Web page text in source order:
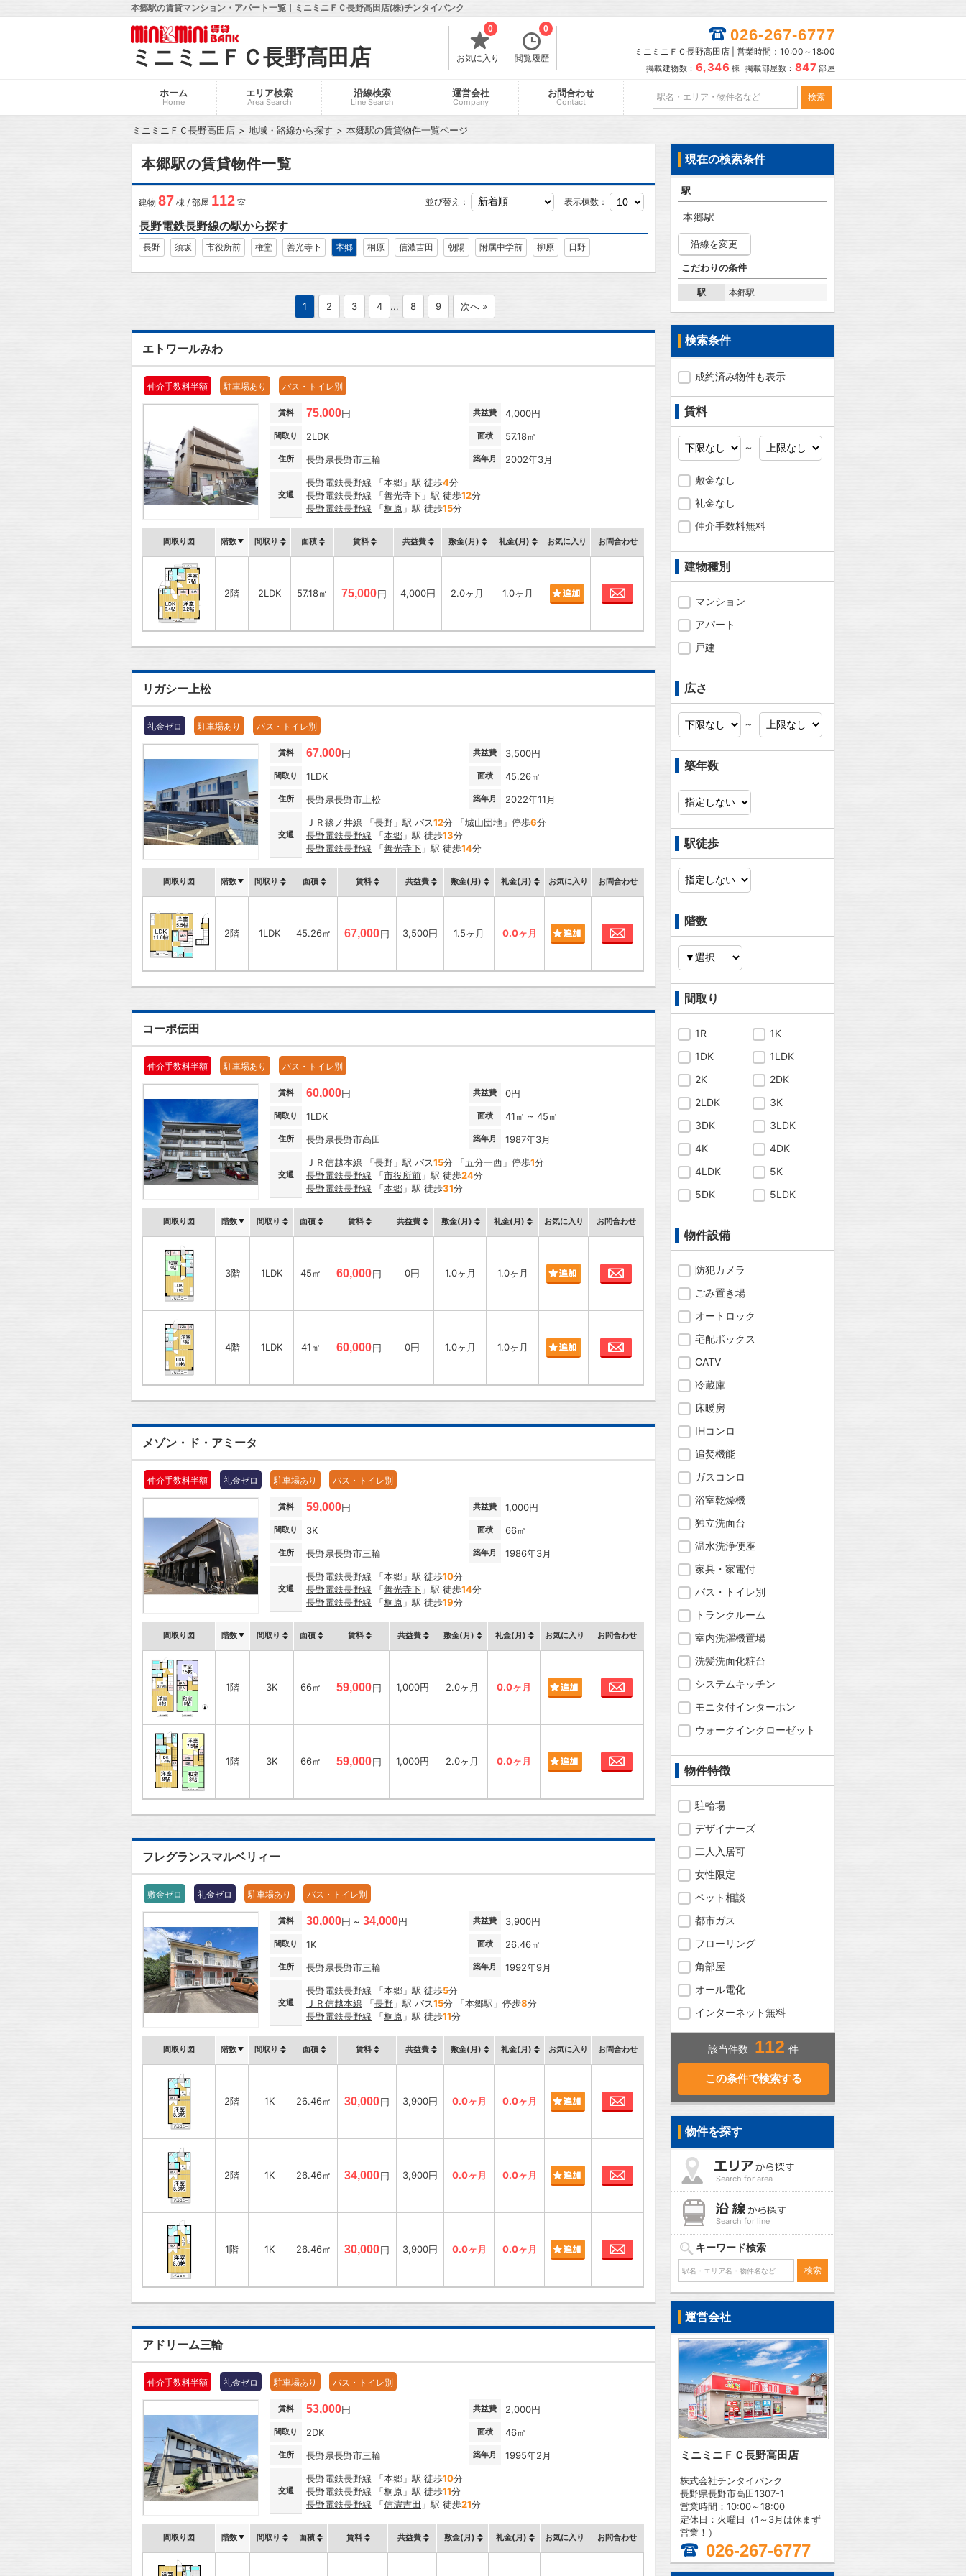
本郷駅の賃貸マンション・アパート一覧｜ミニミニＦＣ長野高田店(株)チンタイバンク
ミニミニＦＣ長野高田店 お気に入り
0
閲覧履歴
0 026-267-6777
ミニミニＦＣ長野高田店 | 営業時間：10:00～18:00
掲載建物数： 6,346 棟 掲載部屋数： 847 部屋
ホーム
Home
エリア検索
Area Search
沿線検索
Line Search
運営会社
Company
お問合わせ
Contact
ミニミニＦＣ長野高田店 地域・路線から探す 本郷駅の賃貸物件一覧ページ
本郷駅の賃貸物件一覧
建物 87 棟 / 部屋 112 室 並び替え：
長野電鉄長野線の駅から探す
長野 須坂 市役所前 権堂 善光寺下 本郷 桐原 信濃吉田 朝陽 附属中学前 柳原 日野
表示棟数：
1 2 3 4 ... 8 9 次へ »
エトワールみわ
仲介手数料半額 駐車場あり バス・トイレ別
賃料 75,000円 共益費 4,000円
間取り 2LDK 面積 57.18㎡
住所 長野県長野市三輪 築年月 2002年3月
交通
長野電鉄長野線 「本郷 」駅 徒歩4分
長野電鉄長野線 「善光寺下 」駅 徒歩12分
長野電鉄長野線 「桐原 」駅 徒歩15分
間取り図 階数 間取り 面積 賃料 共益費 敷金(月) 礼金(月) お気に入り お問合わせ
2階 2LDK 57.18㎡ 75,000円 4,000円 2.0ヶ月 1.0ヶ月 お問合わせ
リガシー上松
礼金ゼロ 駐車場あり バス・トイレ別
賃料 67,000円 共益費 3,500円
間取り 1LDK 面積 45.26㎡
住所 長野県長野市 上松 築年月 2022年11月
交通
ＪＲ篠ノ井線 「長野 」駅 バス12分 「城山団地」停歩6分
長野電鉄長野線 「本郷 」駅 徒歩13分
長野電鉄長野線 「善光寺下 」駅 徒歩14分
間取り図 階数 間取り 面積 賃料 共益費 敷金(月) 礼金(月) お気に入り お問合わせ
2階 1LDK 45.26㎡ 67,000円 3,500円 1.5ヶ月 0.0ヶ月 お問合わせ
コーポ伝田
仲介手数料半額 駐車場あり バス・トイレ別
賃料 60,000円 共益費 0円
間取り 1LDK 面積 41㎡ ~ 45㎡
住所 長野県長野市高田 築年月 1987年3月
交通
ＪＲ信越本線 「長野 」駅 バス15分 「五分一西」停歩1分
長野電鉄長野線 「市役所前 」駅 徒歩24分
長野電鉄長野線 「本郷 」駅 徒歩31分
間取り図 階数 間取り 面積 賃料 共益費 敷金(月) 礼金(月) お気に入り お問合わせ
3階 1LDK 45㎡ 60,000円 0円 1.0ヶ月 1.0ヶ月 お問合わせ
4階 1LDK 41㎡ 60,000円 0円 1.0ヶ月 1.0ヶ月
メゾン・ド・アミータ
仲介手数料半額 礼金ゼロ 駐車場あり バス・トイレ別
賃料 59,000円 共益費 1,000円
間取り 3K 面積 66㎡
住所 長野県長野市三輪 築年月 1986年3月
交通
長野電鉄長野線 「本郷 」駅 徒歩10分
長野電鉄長野線 「善光寺下 」駅 徒歩14分
長野電鉄長野線 「桐原 」駅 徒歩19分
間取り図 階数 間取り 面積 賃料 共益費 敷金(月) 礼金(月) お気に入り お問合わせ
1階 3K 66㎡ 59,000円 1,000円 2.0ヶ月 0.0ヶ月 お問合わせ
1階 3K 66㎡ 59,000円 1,000円 2.0ヶ月 0.0ヶ月 お問合わせ
フレグランスマルベリィー
敷金ゼロ 礼金ゼロ 駐車場あり バス・トイレ別
賃料 30,000円 ~ 34,000円 共益費 3,900円
間取り 1K 面積 26.46㎡
住所 長野県長野市三輪 築年月 1992年9月
交通
長野電鉄長野線 「本郷 」駅 徒歩5分
ＪＲ信越本線 「長野 」駅 バス15分 「本郷駅」停歩8分
長野電鉄長野線 「桐原 」駅 徒歩11分
間取り図 階数 間取り 面積 賃料 共益費 敷金(月) 礼金(月) お気に入り お問合わせ
2階 1K 26.46㎡ 30,000円 3,900円 0.0ヶ月 0.0ヶ月 お問合わせ
2階 1K 26.46㎡ 34,000円 3,900円 0.0ヶ月 0.0ヶ月
1階 1K 26.46㎡ 30,000円 3,900円 0.0ヶ月 0.0ヶ月
アドリーム三輪
仲介手数料半額 礼金ゼロ 駐車場あり バス・トイレ別
賃料 53,000円 共益費 2,000円
間取り 2DK 面積 46㎡
住所 長野県長野市三輪 築年月 1995年2月
交通
長野電鉄長野線 「本郷 」駅 徒歩10分
長野電鉄長野線 「桐原 」駅 徒歩11分
長野電鉄長野線 「信濃吉田 」駅 徒歩21分
間取り図 階数 間取り 面積 賃料 共益費 敷金(月) 礼金(月) お気に入り お問合わせ
現在の検索条件
駅
本郷駅
沿線を変更
こだわりの条件
駅 本郷駅
検索条件
成約済み物件も表示
賃料
～
敷金なし
礼金なし
仲介手数料無料
建物種別
マンション
アパート
戸建
広さ
～
築年数
駅徒歩
階数
間取り
1R
1K
1DK
1LDK
2K
2DK
2LDK
3K
3DK
3LDK
4K
4DK
4LDK
5K
5DK
5LDK
物件設備
防犯カメラ
ごみ置き場
オートロック
宅配ボックス
CATV
冷蔵庫
床暖房
IHコンロ
追焚機能
ガスコンロ
浴室乾燥機
独立洗面台
温水洗浄便座
家具・家電付
バス・トイレ別
トランクルーム
室内洗濯機置場
洗髪洗面化粧台
システムキッチン
モニタ付インターホン
ウォークインクローゼット
物件特徴
駐輪場
デザイナーズ
二人入居可
女性限定
ペット相談
都市ガス
フローリング
角部屋
オール電化
インターネット無料
該当件数 112 件
物件を探す
Search for area
Search for line
キーワード検索
運営会社
ミニミニＦＣ長野高田店
株式会社チンタイバンク
長野県長野市高田1307-1
営業時間：10:00～18:00
定休日：火曜日（1～3月は休まず
営業！）
026-267-6777